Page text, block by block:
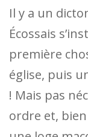
Il y a un
Écossais
première
église, puis
! Mais pas
ordre et,